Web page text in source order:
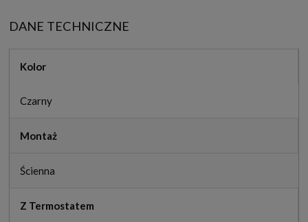
DANE TECHNICZNE
Kolor
Czarny
Montaż
Ścienna
Z Termostatem